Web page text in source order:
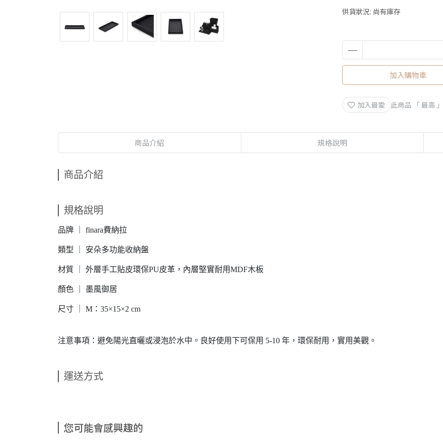
供貨狀況: 尚有庫存
加入購物車
加入最愛 此商品 「 最高
商品介紹 規格說明
商品介紹
規格說明
品牌 ｜ finara費納拉
類型 ｜ 安朵多功能收納盤
材質 ｜ 外層手工貼皮環保PU皮革，內層堅實耐用MDF木板
顏色 ｜ 墨風御居
尺寸 ｜ M：35×15×2 cm
注意事項：避免陽光直曬或浸泡於水中。良好使用下可保用 5-10 年，環保耐用，實用美觀。
運送方式
您可能會感興趣的